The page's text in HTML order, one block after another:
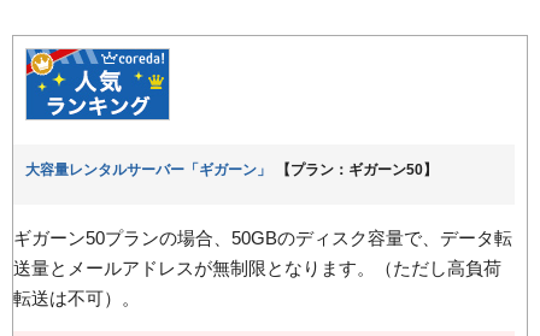
大容量レンタルサーバー「ギガーン」 【プラン：ギガーン50】
ギガーン50プランの場合、50GBのディスク容量で、データ転
送量とメールアドレスが無制限となります。（ただし高負荷
転送は不可）。